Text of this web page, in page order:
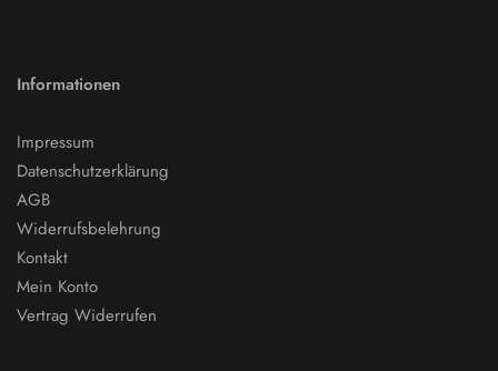
Informationen
Impressum
Datenschutzerklärung
AGB
Widerrufsbelehrung
Kontakt
Mein Konto
Vertrag Widerrufen